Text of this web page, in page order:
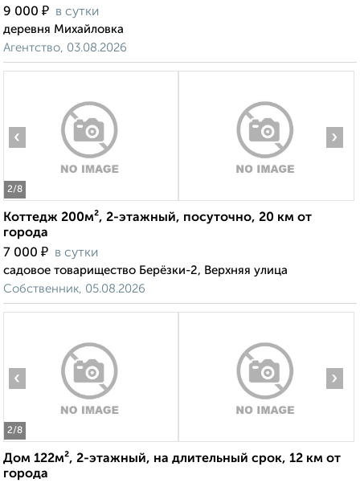
9 000 ₽ в сутки
деревня Михайловка
Агентство, 03.08.2026
2/8
‹ ›
Коттедж 200м², 2-этажный, посуточно, 20 км от
города
7 000 ₽ в сутки
садовое товарищество Берёзки-2, Верхняя улица
Собственник, 05.08.2026
2/8
‹ ›
Дом 122м², 2-этажный, на длительный срок, 12 км от
города